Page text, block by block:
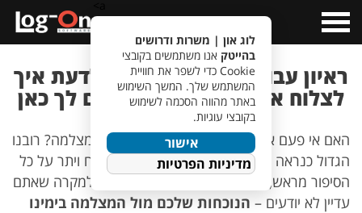
Menu
ראיון עבודה בסקייפ – רוצה לדעת איך
לצלוח אותו? 10 טיפים מחכים לך כאן
האם אי פעם אמרו לכם שנולדתם להופיע מול מצלמה? רובנו
הגדול כנראה שלא שמע את המשפט הזה ובטח ויתר על כל
הסיפור מראש, אבל תנו לנו לחדש לכם משהו למקרה שאתם
עדיין לא יודעים – הנוכחות שלכם מול המצלמה בימינו
לוג און | משרות ודרושים
בהייטק אנו משתמשים בקובצי
Cookie כדי לשפר את חוויית
המשתמש שלך. המשך השימוש
באתר מהווה הסכמה לשימוש
בקובצי עוגיות.
אישור
מדיניות הפרטיות